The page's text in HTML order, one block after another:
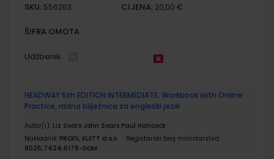
SKU: 556263 CIJENA: 20,00 €
ŠIFRA OMOTA:
Udžbenik
HEADWAY 5th EDITION INTERMEDIATE; Workbook with Online
Practice, radna bilježnica za engleski jezik
Autor(i): Liz Soars John Soars Paul Hancock
Nakladnik: PROFIL KLETT d.o.o.
Registarski broj ministarstva:
8025;7424;6178-DOM